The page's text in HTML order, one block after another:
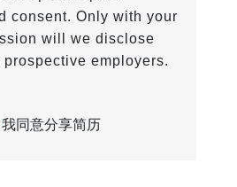
consent. Only with your
will we disclose
employers.
同意分享简历